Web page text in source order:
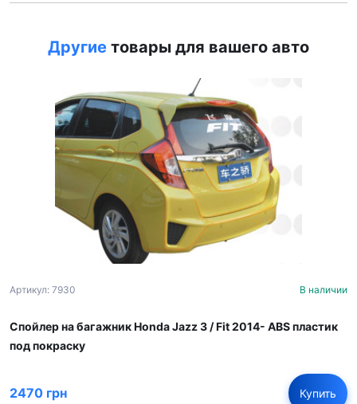
Другие товары для вашего авто
Артикул: 7930 В наличии
Спойлер на багажник Honda Jazz 3 / Fit 2014- ABS пластик
под покраску
2470 грн Купить